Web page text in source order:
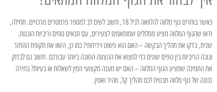
כאשר בוחרים גוף מלווה להלוואה לגיל 18, חשוב לשים לב למספר פרמטרים מרכזיים. תחילה,
ודאו שהגוף המלווה מציע מסלולים שמותאמים לצעירים, עם תנאים נוחים וריביות הוגנות.
שנית, בדקו את תהליך הבקשה – האם הוא פשוט וידידותי? כמו כן, השוו את תקופת ההחזר
וגובה הריביות בין גופים שונים כדי למצוא את ההצעה הטובה ביותר עבורכם. חשוב גם לבדוק
את התמיכה שמציע הגוף המלווה – האם יש מענה מקצועי וזמין לשאלות או בעיות? בחירה
נכונה של גוף מלווה תבטיח לכם תהליך קל, מהיר ואמין.